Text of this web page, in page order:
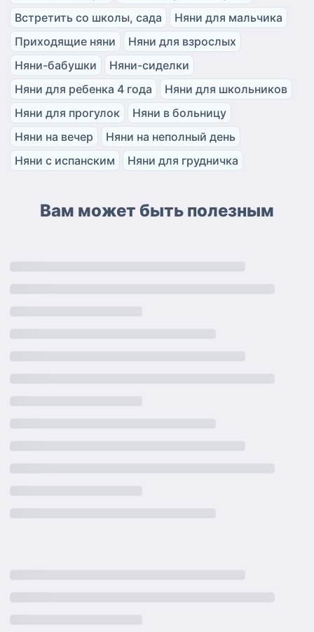
Встретить со школы, сада
Няни для мальчика
Приходящие няни
Няни для взрослых
Няни-бабушки
Няни-сиделки
Няни для ребенка 4 года
Няни для школьников
Няни для прогулок
Няни в больницу
Няни на вечер
Няни на неполный день
Няни с испанским
Няни для грудничка
Вам может быть полезным